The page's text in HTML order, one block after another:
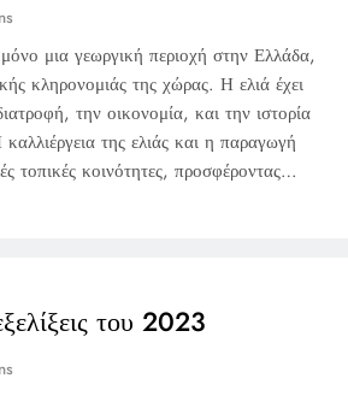
μια γεωργική περιοχή στην Ελλάδα,
κληρονομιάς της χώρας. Η ελιά έχει
την οικονομία, και την ιστορία
της ελιάς και η παραγωγή
τοπικές κοινότητες, προσφέροντας…
του 2023